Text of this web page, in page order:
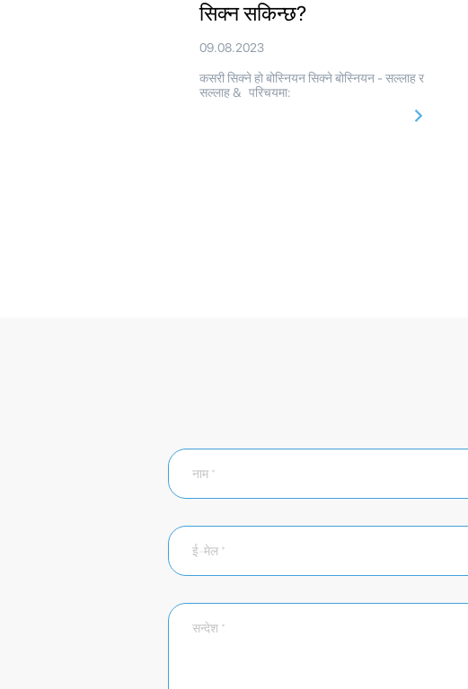
सिक्न सकिन्छ?
09.08.2023
कसरी सिक्ने हो बोस्नियन सिक्ने बोस्नियन - सल्लाह र
सल्लाह & परिचयमा: